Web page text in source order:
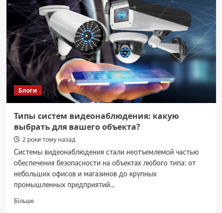
как
мяч
служит
в
жёстких
условиях
Блоги
Типы систем видеонаблюдения: какую
выбрать для вашего объекта?
2 роки тому назад
Системы видеонаблюдения стали неотъемлемой частью
обеспечения безопасности на объектах любого типа: от
небольших офисов и магазинов до крупных
промышленных предприятий...
БільшеДокладніше